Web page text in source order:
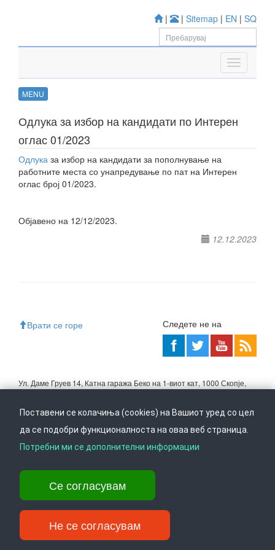
| | Sitemap | EN | SQ
MENU
Одлука за избор на кандидати по Интерен
оглас 01/2023
Одлука за избор на кандидати за пополнување на
работните места со унапредување по пат на Интерен
оглас број 01/2023.
Објавено на 12/12/2023.
12.12.2023
Врати се горе Следете не на
Ул. Даме Груев 14, Катна гаража Беко на 1-виот кат, 1000 Скопје,
Privacy Terms
Поставени се колачиња (cookies) на Вашиот уред со цел
да се подобри функционалноста на оваа веб страница.
Потребни ми се дополнителни информации
Се согласувам
Не се согласувам